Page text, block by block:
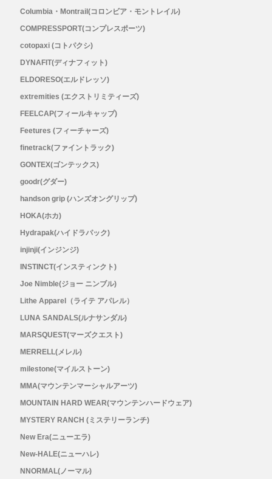
Columbia・Montrail(コロンビア・モントレイル)
COMPRESSPORT(コンプレスポーツ)
cotopaxi (コトパクシ)
DYNAFIT(ディナフィット)
ELDORESO(エルドレッソ)
extremities (エクストリミティーズ)
FEELCAP(フィールキャップ)
Feetures (フィーチャーズ)
finetrack(ファイントラック)
GONTEX(ゴンテックス)
goodr(グダー)
handson grip (ハンズオングリップ)
HOKA(ホカ)
Hydrapak(ハイドラパック)
injinji(インジンジ)
INSTINCT(インスティンクト)
Joe Nimble(ジョー ニンブル)
Lithe Apparel（ライテ アパレル）
LUNA SANDALS(ルナサンダル)
MARSQUEST(マーズクエスト)
MERRELL(メレル)
milestone(マイルストーン)
MMA(マウンテンマーシャルアーツ)
MOUNTAIN HARD WEAR(マウンテンハードウェア)
MYSTERY RANCH (ミステリーランチ)
New Era(ニューエラ)
New-HALE(ニューハレ)
NNORMAL(ノーマル)